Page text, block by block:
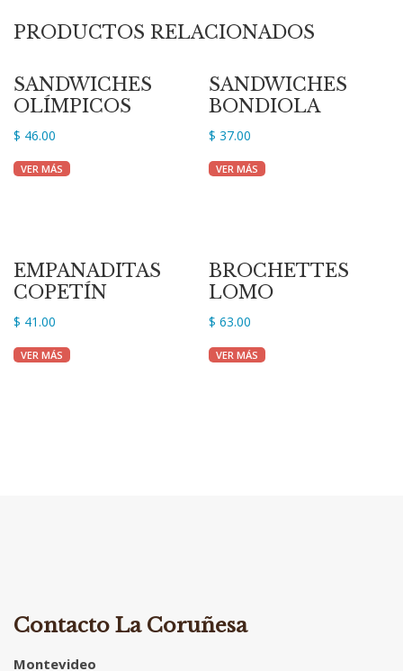
PRODUCTOS RELACIONADOS
SANDWICHES
OLÍMPICOS
$ 46.00
VER MÁS
SANDWICHES
BONDIOLA
$37.00
VER MÁS
EMPANADITAS
COPETÍN
$ 41.00
VER MÁS
BROCHETTES
LOMO
$63.00
VER MÁS
Contacto La Coruñesa
Montevideo